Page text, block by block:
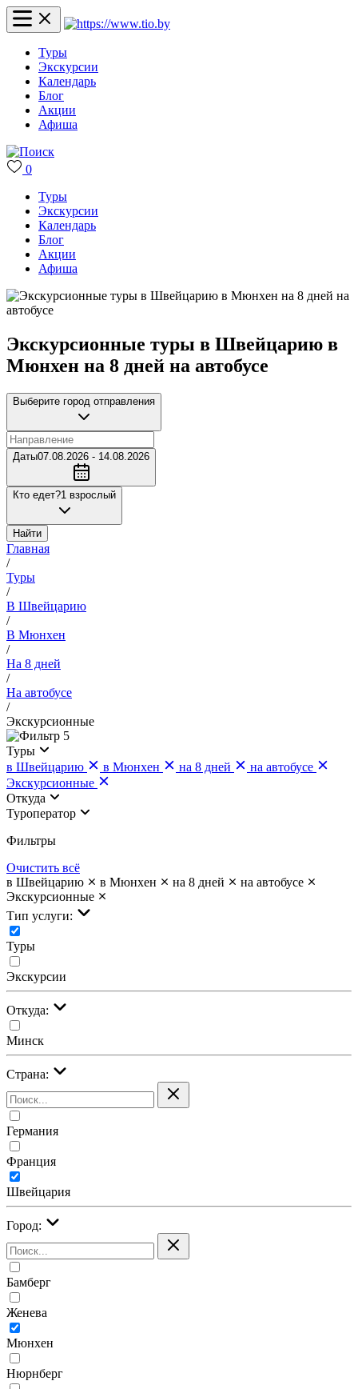
Туры
Экскурсии
Календарь
Блог
Акции
Афиша
0
Туры
Экскурсии
Календарь
Блог
Акции
Афиша
Экскурсионные туры в Швейцарию в
Мюнхен на 8 дней на автобусе
Выберите город отправления
Даты07.08.2026 - 14.08.2026
Кто едет?1 взрослый
Найти
Главная
/
Туры
/
В Швейцарию
/
В Мюнхен
/
На 8 дней
/
На автобусе
/
Экскурсионные
5
Туры
в Швейцарию
в Мюнхен на 8 дней
на автобусе
Экскурсионные
Откуда
Туроператор
Фильтры
Очистить всё
в Швейцарию
в Мюнхен на 8 дней
на автобусе
Экскурсионные
Тип услуги:
Туры
Экскурсии
Откуда:
Минск
Страна:
Германия
Франция
Швейцария
Город:
Бамберг
Женева
Мюнхен
Нюрнберг